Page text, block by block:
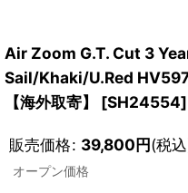
Air Zoom G.T. Cut 3
Sail/Khaki/U.Red
【海外取寄】
[SH24554]
販売価格: 39,800円(税
オープン価格